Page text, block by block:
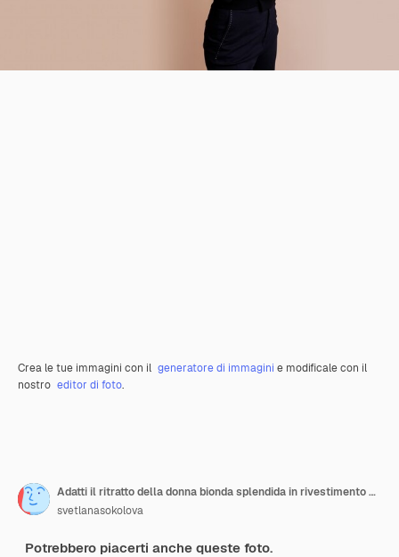
Crea le tue immagini con il generatore di immagini e modificale con il
nostro editor di foto.
Adatti il ritratto della donna bionda splendida in rivestimento nero casuale alla moda che posa sulla parete beige. Occhiali retrò bianchi. Alta moda.
svetlanasokolova
Potrebbero piacerti anche queste foto.